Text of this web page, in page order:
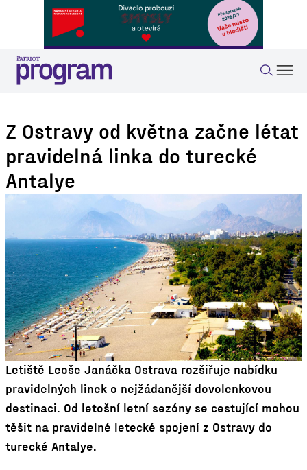
Z Ostravy od května začne létat
pravidelná linka do turecké
Antalye
Letiště Leoše Janáčka Ostrava rozšiřuje nabídku
pravidelných linek o nejžádanější dovolenkovou
destinaci. Od letošní letní sezóny se cestující mohou
těšit na pravidelné letecké spojení z Ostravy do
turecké Antalye.